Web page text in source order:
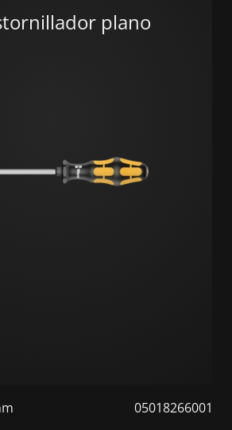
plano
05018266001